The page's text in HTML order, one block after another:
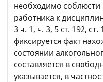
необходимо соблюсти
работника к
3 ч. 1, ч. 3, 5 ст. 192,
фиксируется факт
состоянии
составляется в
указывается, в